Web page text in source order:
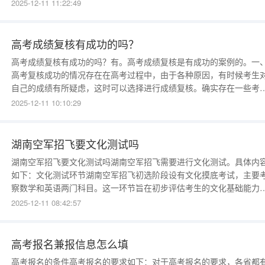
2025-12-11 11:22:49
高考成绩复核有成功的吗？
高考成绩复核有成功的吗？有。高考成绩复核是有成功的案例的。一、
高考复核成功的情况存在在高考过程中，由于各种原因，有时候考生
自己的成绩有所疑虑，这时可以选择进行成绩复核。确实存在一些考
通过成绩复核成功改变了部分科目的成绩。这种情况可能是由于在评分
2025-12-11 10:10:29
湖南空军招飞要文化测试吗
湖南空军招飞要文化测试吗湖南空军招飞需要进行文化测试。具体内
如下：文化测试环节湖南空军招飞初选阶段设有文化摸底考试，主要
察数学和英语两门科目。这一环节旨在初步评估考生的文化基础能力
确保其具备后续招飞流程所需的基本知识储备。数学和英语作为核心科
2025-12-11 08:42:57
高考报名兼报信息怎么填
高考报名的条件高考报名的要求如下：对于高考报名的要求，各省都